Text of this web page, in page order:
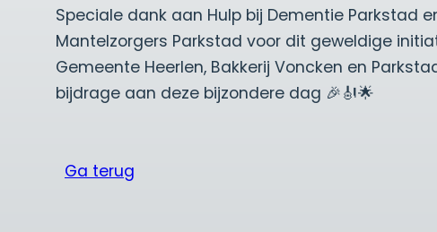
Speciale dank aan Hulp bij Dementie Parkstad
Mantelzorgers Parkstad voor dit geweldige
Gemeente Heerlen, Bakkerij Voncken en
bijdrage aan deze bijzondere dag 🎉🎻🌟
Ga terug